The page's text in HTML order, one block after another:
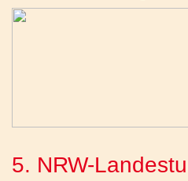
5. NRW-